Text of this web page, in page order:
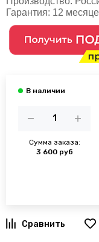
Гарантия: 12
Сумма заказа:
3 600 руб